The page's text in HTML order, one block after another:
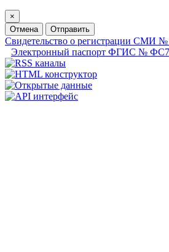
×
Отмена
Отправить
Свидетельство о регистрации СМИ
Электронный паспорт ФГИС №